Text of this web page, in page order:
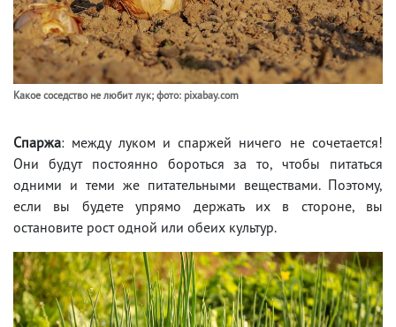
Какое соседство не любит лук; фото: pixabay.com
Спаржа: между луком и спаржей ничего не сочетается!
Они будут постоянно бороться за то, чтобы питаться
одними и теми же питательными веществами. Поэтому,
если вы будете упрямо держать их в стороне, вы
остановите рост одной или обеих культур.